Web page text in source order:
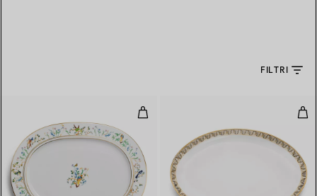
FILTRI
Piatto da portata in porcellana